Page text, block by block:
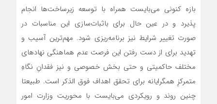
بازه کنونی می‌بایست همراه با توسعه زیرساخت‌ها انجام
پذیرد و در عین حال برای باثبات‌سازی این مناسبات در
صورت تغییر شرایط نیز برنامه‌ریزی شود. مهم‌ترین آسیب و
تهدید برای از دست رفتن این فرصت عدم هماهنگی نهادهای
مختلف حاکمیتی و حتی بخش خصوصی و نیز فقدانِ نگاهِ
متمرکزِ همگرایانه برای تحقق اهداف فوق الذکر است. طبیعتا
چنین روند و رویکردی می‌بایست با محوریت وزارت امور